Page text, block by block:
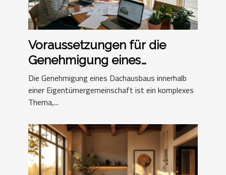
Voraussetzungen für die
Genehmigung eines
Dachausbaus in einer
Eigentümergemeinschaft
Die Genehmigung eines Dachausbaus innerhalb
einer Eigentümergemeinschaft ist ein komplexes
Thema,...